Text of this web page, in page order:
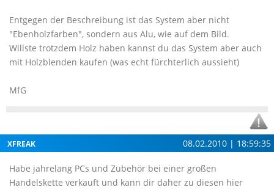
Entgegen der Beschreibung ist das System aber nicht
"Ebenholzfarben", sondern aus Alu, wie auf dem Bild.
Willste trotzdem Holz haben kannst du das System aber auch
mit Holzblenden kaufen (was echt fürchterlich aussieht)
MfG
XFREAK 08.02.2010 | 18:59:35
Habe jahrelang PCs und Zubehör bei einer großen
Handelskette verkauft und kann dir daher zu diesen hier